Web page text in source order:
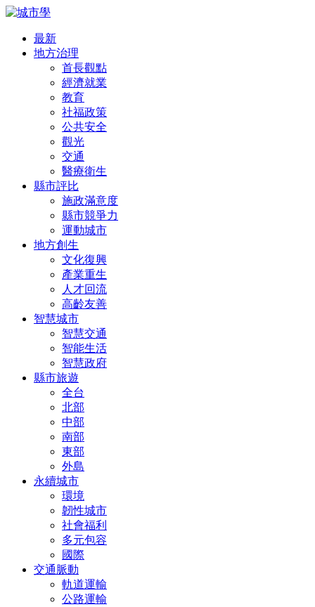
最新
地方治理
首長觀點
經濟就業
教育
社福政策
公共安全
觀光
交通
醫療衛生
縣市評比
施政滿意度
縣市競爭力
運動城市
地方創生
文化復興
產業重生
人才回流
高齡友善
智慧城市
智慧交通
智能生活
智慧政府
縣市旅遊
全台
北部
中部
南部
東部
外島
永續城市
環境
韌性城市
社會福利
多元包容
國際
交通脈動
軌道運輸
公路運輸